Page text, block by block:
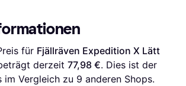
für Fjällräven Expedition X Lätt
derzeit 77,98 €. Dies ist der
im Vergleich zu 9 anderen Shops.